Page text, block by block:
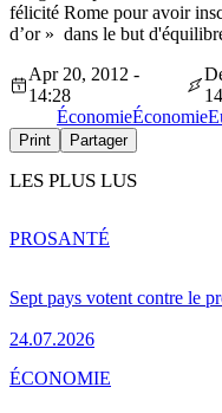
félicité Rome pour avoir
d’or » dans le but
Apr 20, 2012 -
14:28
ÉconomieÉconomie
Print Partager
LES PLUS LUS
Sept pays votent contre le
24.07.2026
PROSANTÉ
ÉCONOMIE